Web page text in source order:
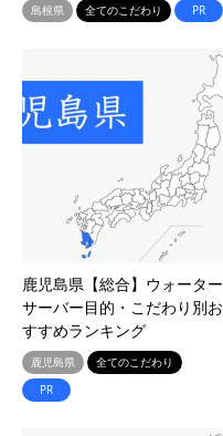
島根県 全てのこだわり PR
鹿児島県【総合】ウォーター
サーバー目的・こだわり別お
すすめランキング
鹿児島県
全てのこだわり
PR